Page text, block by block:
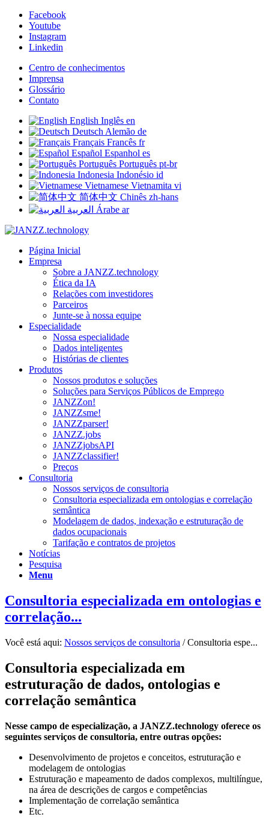
Facebook
Youtube
Instagram
Linkedin
Centro de conhecimentos
Imprensa
Glossário
Contato
English Inglês en
Deutsch Alemão de
Français Francês fr
Español Espanhol es
Português Português pt-br
Indonesia Indonésio id
Vietnamese Vietnamita vi
简体中文 Chinês zh-hans
العربية Árabe ar
Página Inicial
Empresa
Sobre a JANZZ.technology
Ética da IA
Relações com investidores
Parceiros
Junte-se à nossa equipe
Especialidade
Nossa especialidade
Dados inteligentes
Histórias de clientes
Produtos
Nossos produtos e soluções
Soluções para Serviços Públicos de Emprego
JANZZon!
JANZZsme!
JANZZparser!
JANZZ.jobs
JANZZjobsAPI
JANZZclassifier!
Preços
Consultoria
Nossos serviços de consultoria
Consultoria especializada em ontologias e correlação
semântica
Modelagem de dados, indexação e estruturação de
dados ocupacionais
Tarifação e contratos de projetos
Notícias
Pesquisa
Menu
Consultoria especializada em ontologias e
correlação...
Você está aqui: Nossos serviços de consultoria / Consultoria espe...
Consultoria especializada em
estruturação de dados, ontologias e
correlação semântica
Nesse campo de especialização, a JANZZ.technology oferece os
seguintes serviços de consultoria, entre outras opções:
Desenvolvimento de projetos e conceitos, estruturação e
modelagem de ontologias
Estruturação e mapeamento de dados complexos, multilíngue,
na área de descrições de cargos e competências
Implementação de correlação semântica
Etc.